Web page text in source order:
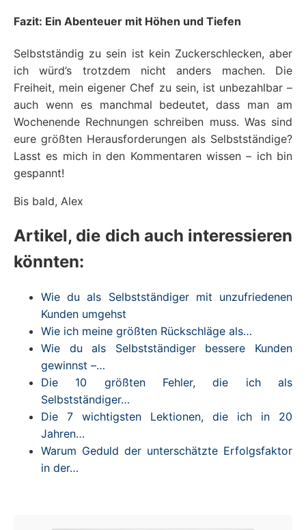
Fazit: Ein Abenteuer mit Höhen und Tiefen
Selbstständig zu sein ist kein Zuckerschlecken, aber
ich würd’s trotzdem nicht anders machen. Die
Freiheit, mein eigener Chef zu sein, ist unbezahlbar –
auch wenn es manchmal bedeutet, dass man am
Wochenende Rechnungen schreiben muss. Was sind
eure größten Herausforderungen als Selbstständige?
Lasst es mich in den Kommentaren wissen – ich bin
gespannt!
Bis bald, Alex
Artikel, die dich auch interessieren
könnten:
Wie du als Selbstständiger mit unzufriedenen
Kunden umgehst
Wie ich meine größten Rückschläge als…
Wie du als Selbstständiger bessere Kunden
gewinnst –…
Die 10 größten Fehler, die ich als
Selbstständiger…
Die 7 wichtigsten Lektionen, die ich in 20
Jahren…
Warum Geduld der unterschätzte Erfolgsfaktor
in der…